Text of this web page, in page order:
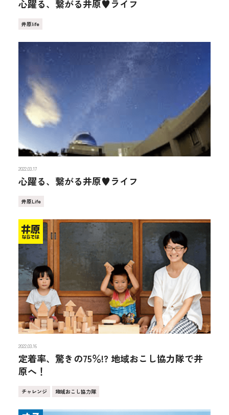
心躍る、繋がる井原♥ライフ
井原life
2022.03.17
心躍る、繋がる井原♥ライフ
井原Life
2022.03.16
定着率、驚きの75％!? 地域おこし協力隊で井
原へ！
チャレンジ 地域おこし協力隊